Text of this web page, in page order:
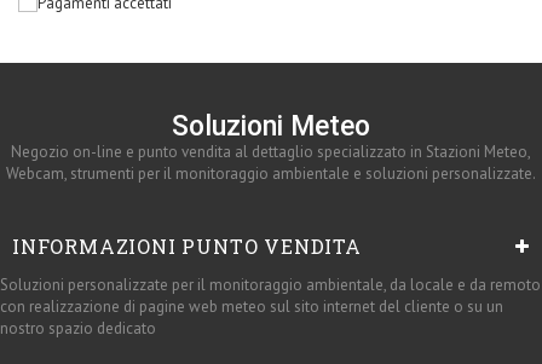
Soluzioni Meteo
Negozio on-line e punto vendita al dettaglio specializzato in Stazioni Meteo,
Webcam, strumenti per il monitoraggio ambientale e soluzioni personalizzate.
INFORMAZIONI PUNTO VENDITA
Soluzioni personalizzate per il monitoraggio ambientale, da locale e da remoto
con realizzazione di pagine web meteo sul sito internet del cliente o su un
nostro spazio dedicato